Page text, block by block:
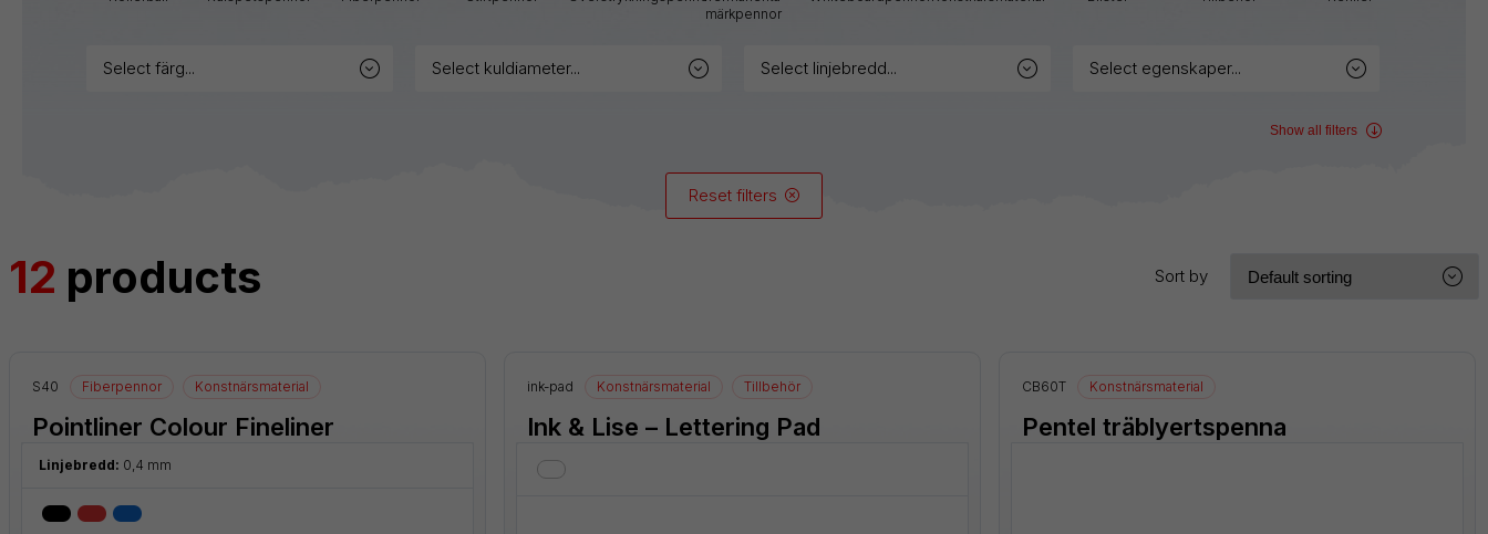
Pen
märkpennor
select färg... select kuldiameter... select linjebredd... select egenskaper...
Show all filters
Reset filters
12 products Sort by
S40 Fiberpennor Konstnärsmaterial
Pointliner Colour Fineliner
Linjebredd: 0,4 mm
ink-pad Konstnärsmaterial Tillbehör
Ink & Lise – Lettering Pad
CB60T Konstnärsmaterial
Pentel träblyertspenna